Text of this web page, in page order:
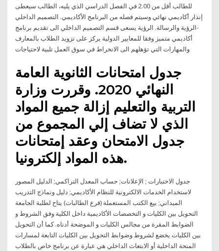
للطالب أقل من 2.00 في الفصل الدراسي الذي يليه، الطالب سيعطى
إنذار أكاديمي نهائي وسيتم فصله من البرنامج الأكاديمي. التصميم الداخلي
-الرؤية والرسالة. الرؤية يسعى قسم التصميم الداخلي الى تقديم برنامج
أكاديمي متميز وفقا للمعايير الدولية يركز على تزويد الطلاب بالمعارف
والمهارات التي تؤهلهم الى الانخراط في سوق العمل تلبية لاحتياجات
جدول امتحانات الثانوية العامة
النهائي 2020. وقررت وزارة
التربية والتعليم إزالة جميع المواد
الذي لا تضاف إلي المجموع من
جدول الامتحان وعقد إمتحانات
هذه المواد إلكترونيا.
جدول الاختبارات ; الإعلانات; حساب المعدل التراكمي; الدليل المصور
لاستخدام الخدمات الالكترونية للنظام الأكاديمي; دليل ونماذج التدريب
الميداني; بيع الكتب المستعملة (فرع الطالبات) يتاح لطلبة الجامعة
التحويل بين الكليات و التخصصات الأكاديمية داخل الكلية وفق الشروط و
الضوابط المقرة من مجالس الكليات و الموضحة أدناه. كما أن التحويل
بين الكليات يخضع لشروط وضوابط التحويل بين الكليات التابعة لمسارات
المنحة الداخلية أو الابتعاث الداخلي هي عبارة عن برنامج خاص بالطلاب